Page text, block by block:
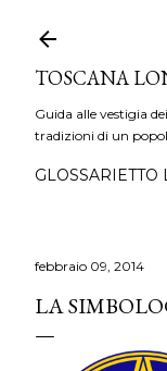
TOSCANA
Guida alle vestigia
tradizioni di un
febbraio 09, 2014
LA